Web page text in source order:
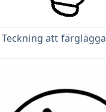
Teckning att färglägga